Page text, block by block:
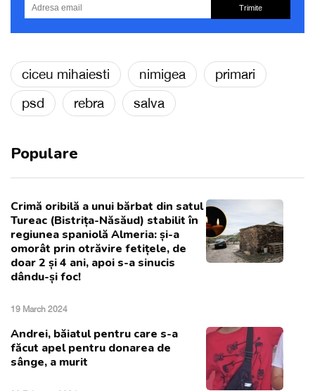
Trimite
ciceu mihaiesti nimigea
primari
psd
rebra salva
Populare
Crimă oribilă a unui bărbat din satul
Tureac (Bistrița-Năsăud) stabilit în
regiunea spaniolă Almeria: și-a
omorât prin otrăvire fetițele, de
doar 2 și 4 ani, apoi s-a sinucis
dându-și foc!
19 March 2024
Andrei, băiatul pentru care s-a
făcut apel pentru donarea de
sânge, a murit